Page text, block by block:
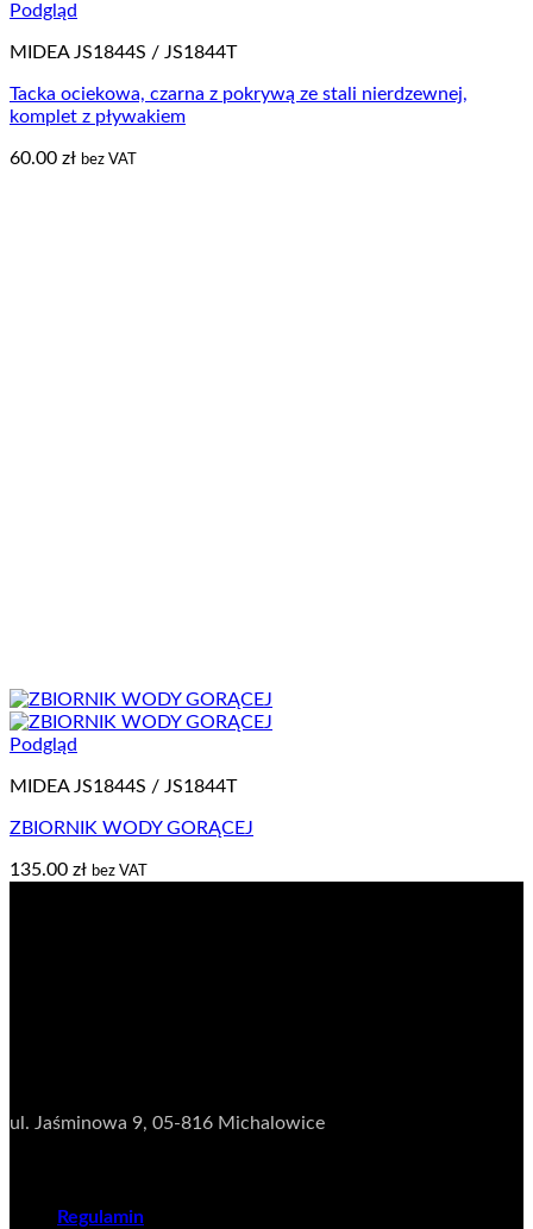
Podgląd
MIDEA JS1844S / JS1844T
Tacka ociekowa, czarna z pokrywą ze stali nierdzewnej,
komplet z pływakiem
60.00 zł bez VAT
Podgląd
MIDEA JS1844S / JS1844T
ZBIORNIK WODY GORĄCEJ
135.00 zł bez VAT
ul. Jaśminowa 9, 05-816 Michalowice
Regulamin